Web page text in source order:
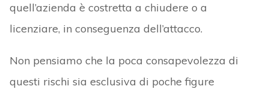
quell’azienda è costretta a chiudere o a
licenziare, in conseguenza dell’attacco.
Non pensiamo che la poca consapevolezza di
questi rischi sia esclusiva di poche figure